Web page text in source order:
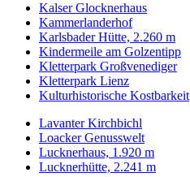
Kalser Glocknerhaus
Kammerlanderhof
Karlsbader Hütte, 2.260 m
Kindermeile am Golzentipp
Kletterpark Großvenediger
Kletterpark Lienz
Kulturhistorische Kostbarkeit
Lavanter Kirchbichl
Loacker Genusswelt
Lucknerhaus, 1.920 m
Lucknerhütte, 2.241 m